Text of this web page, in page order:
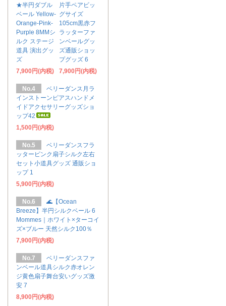
★半円ダブル
ベール Yellow-
Orange-Pink-
Purple 8MMシ
ルク ステージ
道具 演出グッ
ズ
7,900円(内税)
片手ペアビッ
グサイズ
105cm黒赤フ
ラッターファ
ンベールグッ
ズ通販ショッ
プグッズ 6
7,900円(内税)
No.4
ベリーダンス月ラ
インストーンピアスハンドメ
イドアクセサリーグッズショ
ップ42
1,500円(内税)
No.5
ベリーダンスフラ
ッターピンク扇子シルク左右
セット小道具グッズ 通販ショ
ップ 1
5,900円(内税)
No.6
🌊【Ocean
Breeze】半円シルクベール 6
Mommes｜ホワイト×ターコイ
ズ×ブルー 天然シルク100％
7,900円(内税)
No.7
ベリーダンスファ
ンベール道具シルク赤オレン
ジ黄色扇子舞台安いグッズ激
安 7
8,900円(内税)